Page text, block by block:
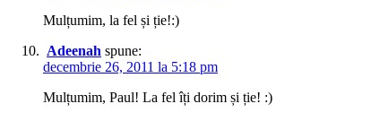
Mulțumim, la fel și ție!:)
Adeenah spune:
decembrie 26, 2011 la 5:18 pm
Mulțumim, Paul! La fel îți dorim și ție! :)